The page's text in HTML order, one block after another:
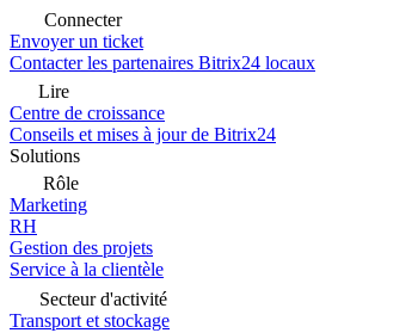
Connecter
Envoyer un ticket
Contacter les partenaires Bitrix24 locaux
Lire
Centre de croissance
Conseils et mises à jour de Bitrix24
Solutions
Rôle
Marketing
RH
Gestion des projets
Service à la clientèle
Secteur d'activité
Transport et stockage